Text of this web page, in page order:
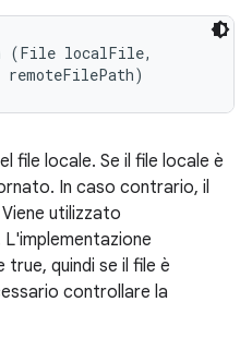
(File localFile,
remoteFilePath)
file locale. Se il file locale è
In caso contrario, il
utilizzato
quindi se il file è
controllare la